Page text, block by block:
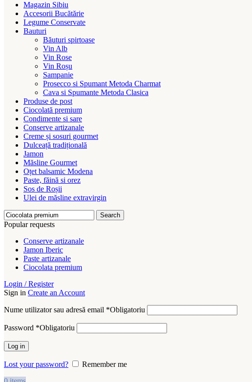
Magazin Sibiu
Accesorii Bucătărie
Legume Conservate
Bauturi
Băuturi spirtoase
Vin Alb
Vin Rose
Vin Roșu
Sampanie
Prosecco si Spumant Metoda Charmat
Cava si Spumante Metoda Clasica
Produse de post
Ciocolată premium
Condimente si sare
Conserve artizanale
Creme și sosuri gourmet
Dulceață tradițională
Jamon
Măsline Gourmet
Oțet balsamic Modena
Paste, făină si orez
Sos de Roșii
Ulei de măsline extravirgin
Search
Popular requests
Conserve artizanale
Jamon Iberic
Paste artizanale
Ciocolata premium
Login / Register
Sign in Create an Account
Nume utilizator sau adresă email *Obligatoriu
Password *Obligatoriu
Log in
Lost your password?
Remember me